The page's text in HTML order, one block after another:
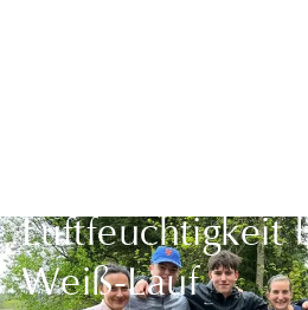
Luftfeuchtigkeit
Weiß-Lauf